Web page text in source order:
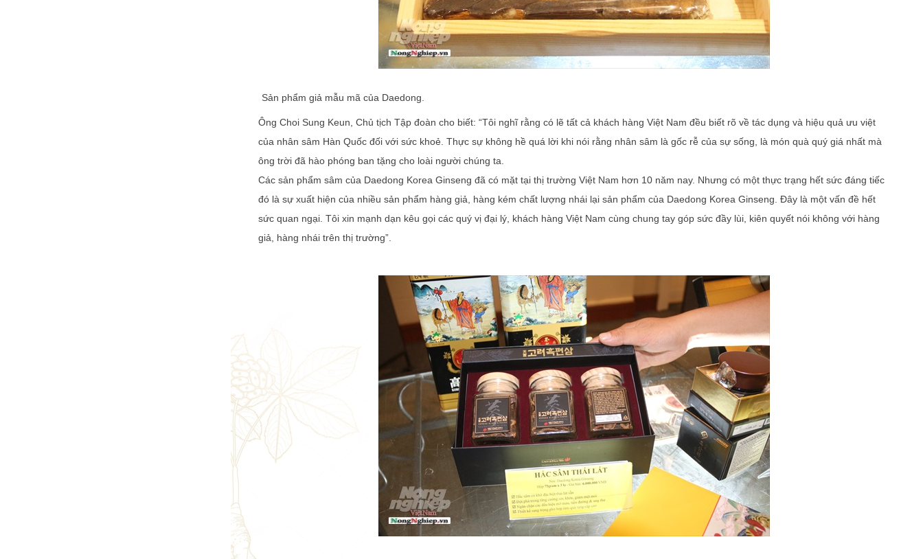
Sản phẩm giả mẫu mã của Daedong.
Ông Choi Sung Keun, Chủ tịch Tập đoàn cho biết: “Tôi nghĩ rằng có lẽ tất cả khách hàng Việt Nam đều biết rõ về tác dụng và hiệu quả ưu việt
của nhân sâm Hàn Quốc đối với sức khoẻ. Thực sự không hề quá lời khi nói rằng nhân sâm là gốc rễ của sự sống, là món quà quý giá nhất mà
ông trời đã hào phóng ban tặng cho loài người chúng ta.
Các sản phẩm sâm của Daedong Korea Ginseng đã có mặt tại thị trường Việt Nam hơn 10 năm nay. Nhưng có một thực trạng hết sức đáng tiếc
đó là sự xuất hiện của nhiều sản phẩm hàng giả, hàng kém chất lượng nhái lại sản phẩm của Daedong Korea Ginseng. Đây là một vấn đề hết
sức quan ngại. Tôi xin mạnh dạn kêu gọi các quý vị đại lý, khách hàng Việt Nam cùng chung tay góp sức đầy lùi, kiên quyết nói không với hàng
giả, hàng nhái trên thị trường”.